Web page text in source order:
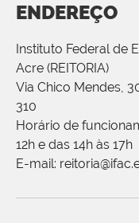
ENDEREÇO
Instituto Federal de
Acre (REITORIA)
Via Chico Mendes,
310
Horário de
12h e das 14h às 17h
E-mail: